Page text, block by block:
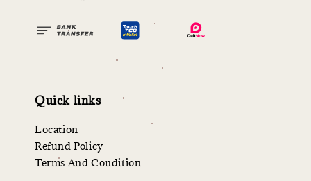
Quick links
Location
Refund Policy
Terms And Condition